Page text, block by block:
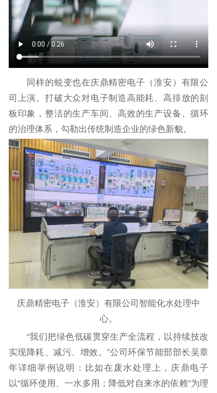
同样的蜕变也在庆鼎精密电子（淮安）有限公
司上演。打破大众对电子制造高能耗、高排放的刻
板印象，整洁的生产车间、高效的生产设备、循环
的治理体系，勾勒出传统制造企业的绿色新貌。
庆鼎精密电子（淮安）有限公司智能化水处理中
心。
“我们把绿色低碳贯穿生产全流程，以持续技改
实现降耗、减污、增效。”公司环保节能部部长吴章
年详细举例说明：比如在废水处理上，庆鼎电子
以“循环使用、一水多用；降低对自来水的依赖”为理